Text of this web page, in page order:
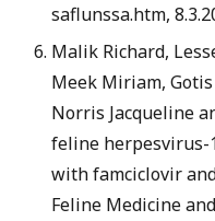
saflunssa.htm,
Malik Richard,
Meek Miriam,
Norris Jacqueline
feline herpesvirus-
with famciclovir
Feline Medicine